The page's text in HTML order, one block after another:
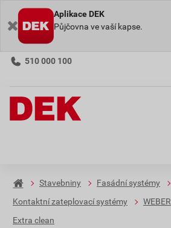
Aplikace DEK
Půjčovna ve vaší kapse.
510 000 100
Stavebniny
Fasádní systémy
Kontaktní zateplovací systémy
WEBER
Extra clean